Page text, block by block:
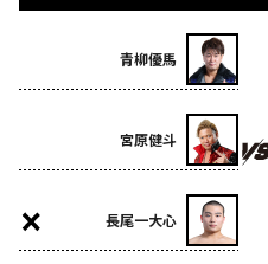
青柳優馬
宮原健斗
長尾一大心